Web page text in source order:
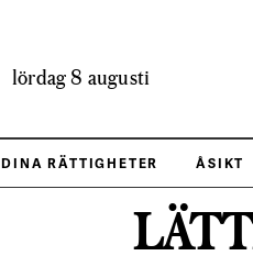
lördag 8 augusti
DINA RÄTTIGHETER ÅSIKT
Kycklingdumplings och
Stefan Wettainen